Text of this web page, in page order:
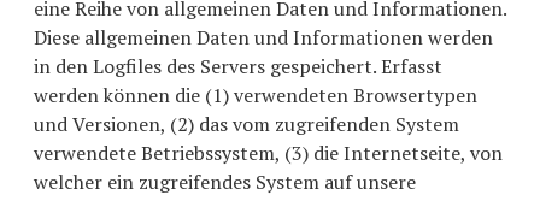
eine Reihe von allgemeinen Daten und Informationen.
Diese allgemeinen Daten und Informationen werden
in den Logfiles des Servers gespeichert. Erfasst
werden können die (1) verwendeten Browsertypen
und Versionen, (2) das vom zugreifenden System
verwendete Betriebssystem, (3) die Internetseite, von
welcher ein zugreifendes System auf unsere